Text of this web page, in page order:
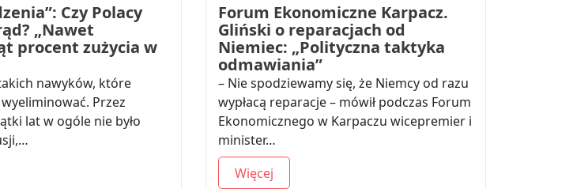
Czy Polacy
„Nawet
procent zużycia w
nawyków, które
Przez
lat w ogóle nie było
Forum Ekonomiczne Karpacz.
Gliński o reparacjach od
Niemiec: „Polityczna taktyka
odmawiania”
– Nie spodziewamy się, że Niemcy od razu
wypłacą reparacje – mówił podczas Forum
Ekonomicznego w Karpaczu wicepremier i
minister…
Więcej